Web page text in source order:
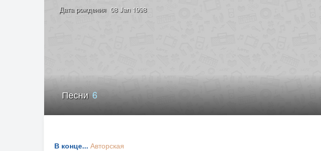
Дата рождения 08 Jan 1998
Песни6
В конце... Авторская